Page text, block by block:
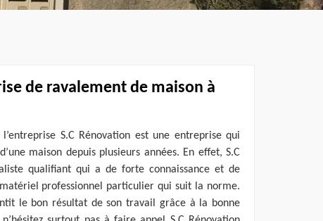
de ravalement de maison à
S.C Rénovation est une entreprise qui
maison depuis plusieurs années. En effet, S.C
qualifiant qui a de forte connaissance et de
professionnel particulier qui suit la norme.
le bon résultat de son travail grâce à la bonne